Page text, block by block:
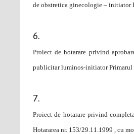
de obstretica ginecologie – initiator
Proiect de hotarare privind
publicitar luminos-initiator Primarul
Proiect de hotarare privind
Hotararea nr. 153/29.11.1999 , cu